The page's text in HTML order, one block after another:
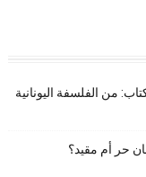
من الفلسفة اليونانية
حر أم مقيد؟